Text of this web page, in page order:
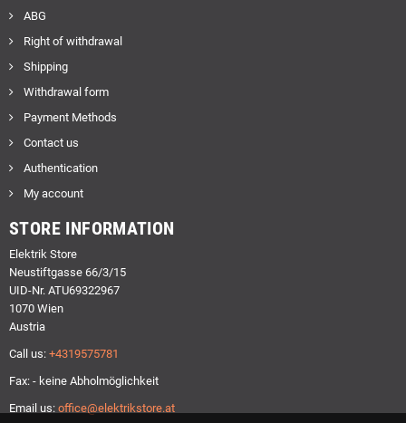
ABG
Right of withdrawal
Shipping
Withdrawal form
Payment Methods
Contact us
Authentication
My account
STORE INFORMATION
Elektrik Store
Neustiftgasse 66/3/15
UID-Nr. ATU69322967
1070 Wien
Austria
Call us: +4319575781
Fax: - keine Abholmöglichkeit
Email us: office@elektrikstore.at